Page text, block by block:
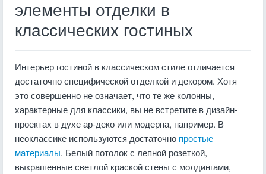
элементы отделки в
классических гостиных
Интерьер гостиной в классическом стиле отличается
достаточно специфической отделкой и декором. Хотя
это совершенно не означает, что те же колонны,
характерные для классики, вы не встретите в дизайн-
проектах в духе ар-деко или модерна, например. В
неоклассике используются достаточно простые
материалы. Белый потолок с лепной розеткой,
выкрашенные светлой краской стены с молдингами,